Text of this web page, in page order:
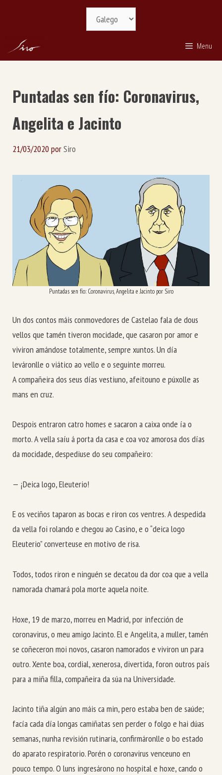
Menu
Puntadas sen fío: Coronavirus,
Angelita e Jacinto
21/03/2020 porSiro
Puntadas sen fío: Coronavirus, Angelita e Jacinto por Siro
Un dos contos máis conmovedores de Castelao fala de dous
vellos que tamén tiveron mocidade, que casaron por amor e
viviron amándose totalmente, sempre xuntos. Un día
leváronlle o viático ao vello e o seguinte morreu.
A compañeira dos seus días vestiuno, afeitouno e púxolle as
mans en cruz.
Despois entraron catro homes e sacaron a caixa onde ía o
morto. A vella saíu á porta da casa e coa voz amorosa dos días
da mocidade, despediuse do seu compañeiro:
— ¡Deica logo, Eleuterio!
E os veciños taparon as bocas e riron cos ventres. A despedida
da vella foi rolando e chegou ao Casino, e o “deica logo
Eleuterio” converteuse en motivo de risa.
Todos, todos riron e ninguén se decatou da dor coa que a vella
namorada chamará pola morte aquela noite.
Hoxe, 19 de marzo, morreu en Madrid, por infección de
coronavirus, o meu amigo Jacinto. El e Angelita, a muller, tamén
se coñeceron moi novos, casaron namorados e viviron un para
outro. Xente boa, cordial, xenerosa, divertida, foron outros país
para a miña filla, compañeira da súa na Universidade.
Jacinto tiña algún ano máis ca min, pero estaba ben de saúde;
facía cada día longas camiñatas sen perder o folgo e hai dúas
semanas, nunha revisión rutinaria, confirmáronlle o bo estado
do aparato respiratorio. Porén o coronavirus venceuno en
pouco tempo. O luns ingresárono no hospital e hoxe, cando o